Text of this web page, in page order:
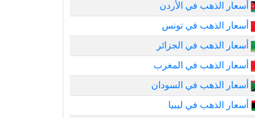
أسعار الذهب في الأردن
أسعار الذهب في تونس
أسعار الذهب في الجزائر
أسعار الذهب في المغرب
أسعار الذهب في السودان
أسعار الذهب في ليبيا